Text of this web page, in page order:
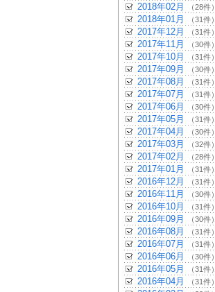
2018年02月 （28件）
2018年01月 （31件）
2017年12月 （31件）
2017年11月 （30件）
2017年10月 （31件）
2017年09月 （30件）
2017年08月 （31件）
2017年07月 （31件）
2017年06月 （30件）
2017年05月 （31件）
2017年04月 （30件）
2017年03月 （32件）
2017年02月 （28件）
2017年01月 （31件）
2016年12月 （31件）
2016年11月 （30件）
2016年10月 （31件）
2016年09月 （30件）
2016年08月 （31件）
2016年07月 （31件）
2016年06月 （30件）
2016年05月 （31件）
2016年04月 （31件）